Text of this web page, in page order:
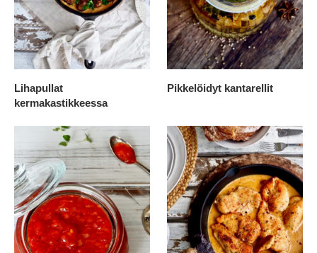
Lihapullat
kermakastikkeessa
Pikkelöidyt kantarellit